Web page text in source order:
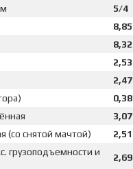
5/4
8,85
8,32
2,53
2,47
0,38
3,07
(со снятой мачтой)
2,51
грузоподъемности и
2,69